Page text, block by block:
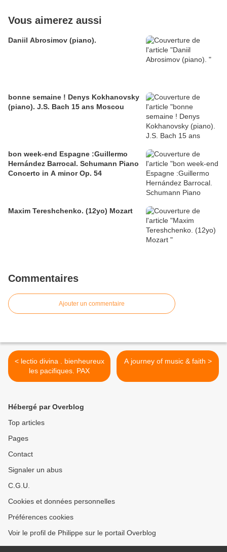
Vous aimerez aussi
Daniil Abrosimov (piano).
bonne semaine ! Denys Kokhanovsky
(piano). J.S. Bach 15 ans Moscou
bon week-end Espagne :Guillermo
Hernández Barrocal. Schumann Piano
Concerto in A minor Op. 54
Maxim Tereshchenko. (12yo) Mozart
Commentaires
Ajouter un commentaire
< lectio divina . bienheureux
les pacifiques. PAX
A journey of music & faith >
Hébergé par Overblog
Top articles
Pages
Contact
Signaler un abus
C.G.U.
Cookies et données personnelles
Préférences cookies
Voir le profil de Philippe sur le portail Overblog